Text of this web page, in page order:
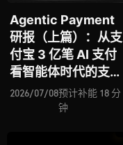
Agentic Payment
研报（上篇）：从支
付宝 3 亿笔 AI 支付
看智能体时代的支付
重构序幕拉开，全景
式解析 A2A / A2M
2026/07/08预计补能 18 分
钟